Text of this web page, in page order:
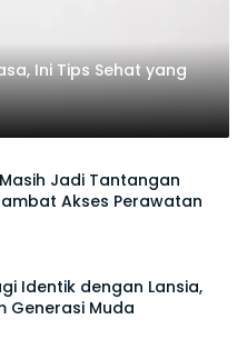
Ini Tips Sehat yang
Jadi Tantangan
Akses Perawatan
Identik dengan Lansia,
Generasi Muda